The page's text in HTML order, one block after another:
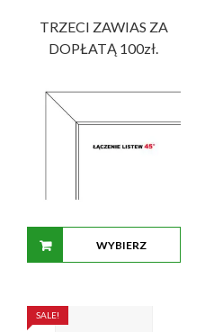
TRZECI ZAWIAS ZA
DOPŁATĄ 100zł.
WYBIERZ
SALE!